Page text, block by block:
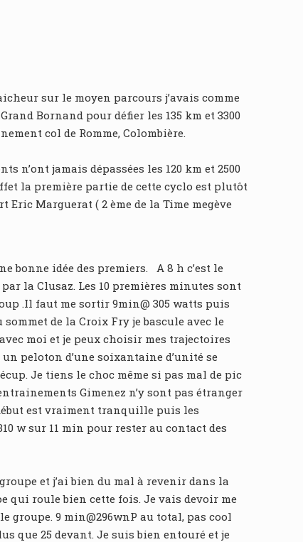
sur le moyen parcours j’avais comme
Bornand pour défier les 135 km et 3300
col de Romme, Colombière.
n’ont jamais dépassées les 120 km et 2500
la première partie de cette cyclo est plutôt
Eric Marguerat ( 2 ème de la Time megève
bonne idée des premiers. A 8 h c’est le
la Clusaz. Les 10 premières minutes sont
.Il faut me sortir 9min@ 305 watts puis
de la Croix Fry je bascule avec le
moi et je peux choisir mes trajectoires
peloton d’une soixantaine d’unité se
Je tiens le choc même si pas mal de pic
Gimenez n’y sont pas étranger
est vraiment tranquille puis les
w sur 11 min pour rester au contact des
et j’ai bien du mal à revenir dans la
qui roule bien cette fois. Je vais devoir me
groupe. 9 min@296wnP au total, pas cool
que 25 devant. Je suis bien entouré et je